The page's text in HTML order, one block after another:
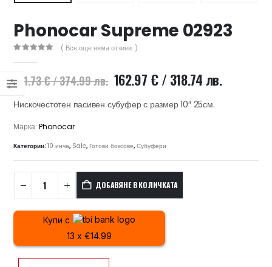
Phonocar Supreme 02923
( Все още няма отзиви. )
191.73€/ 374.99 лв. Original
was:
374.99 лв..
162.97 €/ 318.74 лв.Текущата
Нискочестотен пасивен субуфер с размер 10″ 25см.
Марка:Phonocar
Категории:10 инча, Sale,Готови боксове,Субуфери
ДОБАВЯНЕ В КОЛИЧКАТА
Купи с
13 x €14.99